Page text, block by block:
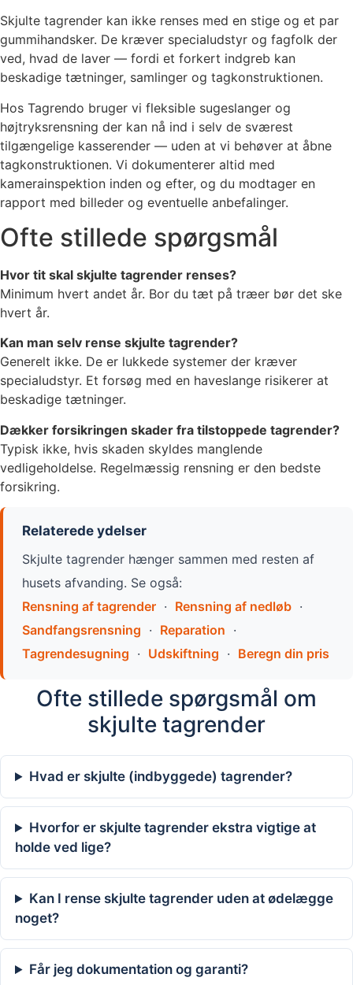
Skjulte tagrender kan ikke renses med en stige og et par
gummihandsker. De kræver specialudstyr og fagfolk der
ved, hvad de laver — fordi et forkert indgreb kan
beskadige tætninger, samlinger og tagkonstruktionen.
Hos Tagrendo bruger vi fleksible sugeslanger og
højtryksrensning der kan nå ind i selv de sværest
tilgængelige kasserender — uden at vi behøver at åbne
tagkonstruktionen. Vi dokumenterer altid med
kamerainspektion inden og efter, og du modtager en
rapport med billeder og eventuelle anbefalinger.
Ofte stillede spørgsmål
Hvor tit skal skjulte tagrender renses?
Minimum hvert andet år. Bor du tæt på træer bør det ske
hvert år.
Kan man selv rense skjulte tagrender?
Generelt ikke. De er lukkede systemer der kræver
specialudstyr. Et forsøg med en haveslange risikerer at
beskadige tætninger.
Dækker forsikringen skader fra tilstoppede tagrender?
Typisk ikke, hvis skaden skyldes manglende
vedligeholdelse. Regelmæssig rensning er den bedste
forsikring.
Relaterede ydelser
Skjulte tagrender hænger sammen med resten af
husets afvanding. Se også:
Rensning af tagrender · Rensning af nedløb ·
Sandfangsrensning · Reparation ·
Tagrendesugning · Udskiftning · Beregn din pris
Ofte stillede spørgsmål om
skjulte tagrender
Hvad er skjulte (indbyggede) tagrender?
Hvorfor er skjulte tagrender ekstra vigtige at
holde ved lige?
Kan I rense skjulte tagrender uden at ødelægge
noget?
Får jeg dokumentation og garanti?